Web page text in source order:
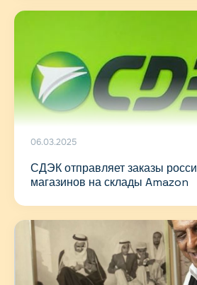
06.03.2025
СДЭК отправляет заказы
магазинов на склады Amazon